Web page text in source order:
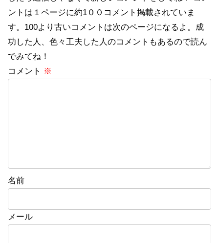
ントは１ページに約1００コメント掲載されていま
す。100より古いコメントは次のページになるよ。成
功した人、色々工夫した人のコメントもあるので読ん
でみてね！
コメント ※
名前
メール